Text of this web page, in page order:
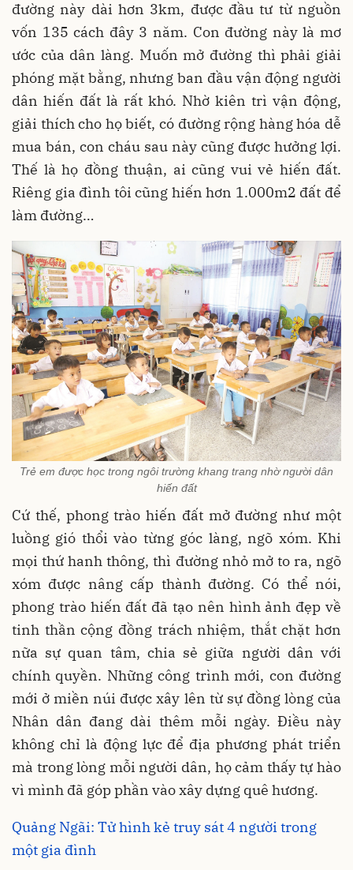
đường này dài hơn 3km, được đầu tư từ nguồn
vốn 135 cách đây 3 năm. Con đường này là mơ
ước của dân làng. Muốn mở đường thì phải giải
phóng mặt bằng, nhưng ban đầu vận động người
dân hiến đất là rất khó. Nhờ kiên trì vận động,
giải thích cho họ biết, có đường rộng hàng hóa dễ
mua bán, con cháu sau này cũng được hưởng lợi.
Thế là họ đồng thuận, ai cũng vui vẻ hiến đất.
Riêng gia đình tôi cũng hiến hơn 1.000m2 đất để
làm đường…
Trẻ em được học trong ngôi trường khang trang nhờ người dân
hiến đất
Cứ thế, phong trào hiến đất mở đường như một
luồng gió thổi vào từng góc làng, ngõ xóm. Khi
mọi thứ hanh thông, thì đường nhỏ mở to ra, ngõ
xóm được nâng cấp thành đường. Có thể nói,
phong trào hiến đất đã tạo nên hình ảnh đẹp về
tinh thần cộng đồng trách nhiệm, thắt chặt hơn
nữa sự quan tâm, chia sẻ giữa người dân với
chính quyền. Những công trình mới, con đường
mới ở miền núi được xây lên từ sự đồng lòng của
Nhân dân đang dài thêm mỗi ngày. Điều này
không chỉ là động lực để địa phương phát triển
mà trong lòng mỗi người dân, họ cảm thấy tự hào
vì mình đã góp phần vào xây dựng quê hương.
Quảng Ngãi: Tử hình kẻ truy sát 4 người trong
một gia đình